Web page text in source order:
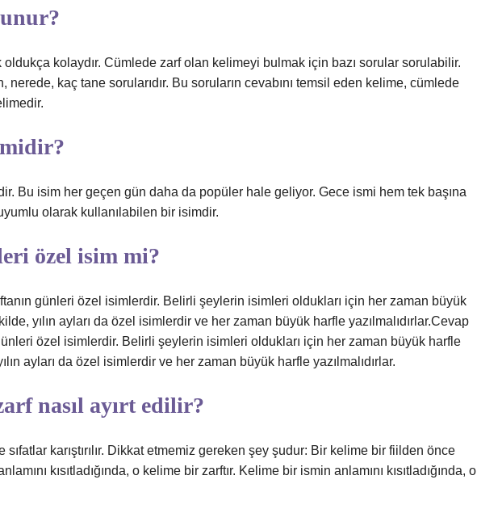
kolaydır. Cümlede zarf olan kelimeyi bulmak için bazı sorular sorulabilir.
nerede, kaç tane sorularıdır. Bu soruların cevabını temsil eden kelime, cümlede
Bu isim her geçen gün daha da popüler hale geliyor. Gece ismi hem tek başına
olarak kullanılabilen bir isimdir.
özel isim mi?
günleri özel isimlerdir. Belirli şeylerin isimleri oldukları için her zaman büyük
yılın ayları da özel isimlerdir ve her zaman büyük harfle yazılmalıdırlar.Cevap
özel isimlerdir. Belirli şeylerin isimleri oldukları için her zaman büyük harfle
ayları da özel isimlerdir ve her zaman büyük harfle yazılmalıdırlar.
nasıl ayırt edilir?
karıştırılır. Dikkat etmemiz gereken şey şudur: Bir kelime bir fiilden önce
kısıtladığında, o kelime bir zarftır. Kelime bir ismin anlamını kısıtladığında, o